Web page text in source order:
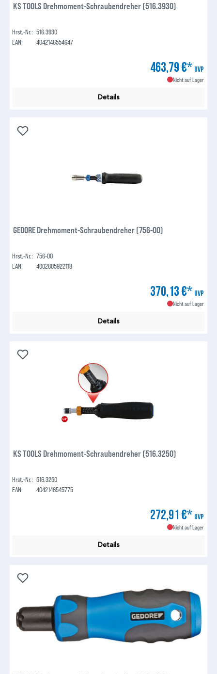
KS TOOLS Drehmoment-Schraubendreher (516.3930)
Hrst.-Nr.: 516.3930
EAN:
4042146554647
463,79 €* UVP
Nicht auf Lager
Details
GEDORE Drehmoment-Schraubendreher (756-00)
Hrst.-Nr.: 756-00
EAN:
4002805922118
370,13 €* UVP
Nicht auf Lager
Details
KS TOOLS Drehmoment-Schraubendreher (516.3250)
Hrst.-Nr.: 516.3250
EAN:
4042146545775
272,91 €* UVP
Nicht auf Lager
Details